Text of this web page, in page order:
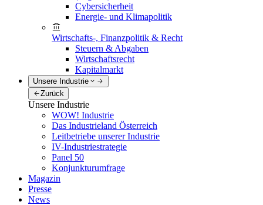
Cybersicherheit
Energie- und Klimapolitik
Wirtschafts-, Finanzpolitik & Recht
Steuern & Abgaben
Wirtschaftsrecht
Kapitalmarkt
Unsere Industrie
Zurück
Unsere Industrie
WOW! Industrie
Das Industrieland Österreich
Leitbetriebe unserer Industrie
IV-Industriestrategie
Panel 50
Konjunkturumfrage
Magazin
Presse
News